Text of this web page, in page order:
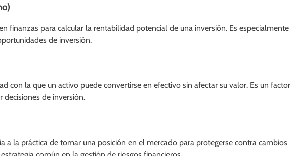
finanzas para calcular la rentabilidad potencial de una inversión. Es especialmente
de inversión.
con la que un activo puede convertirse en efectivo sin afectar su valor. Es un factor
decisiones de inversión.
a la práctica de tomar una posición en el mercado para protegerse contra cambios